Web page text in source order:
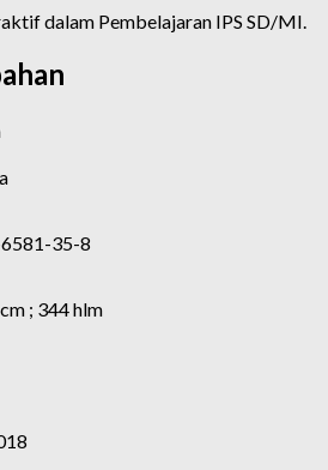
dalam Pembelajaran IPS SD/MI.
35-8
; 344 hlm